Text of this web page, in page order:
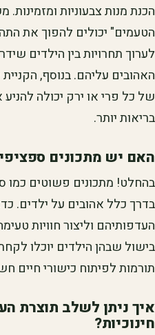
הכנת מנות צבעוניות
הטעמים" יכולים להפוך את
לערוך תחרויות בין הילדים
האהובים עליהם. בנוסף, הקניית
של כל פרי או ירק יכולה
בריאות יותר.
האם יש מתכונים
בהחלט! מתכונים פשוטים כמו
בדרך כלל אהובים על ילדים.
העדפותיהם וליצור חוויות
בישול שבהן הילדים יוכלו
תורמות לפיתוח כישורי חיים
איך ניתן לשלב תוצרת
חינוכיות?